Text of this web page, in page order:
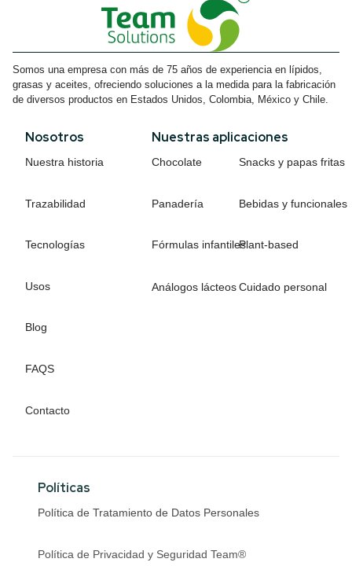
Somos una empresa con más de 75 años de experiencia en lípidos,
grasas y aceites, ofreciendo soluciones a la medida para la fabricación
de diversos productos en Estados Unidos, Colombia, México y Chile.
Nosotros
Nuestra historia
Trazabilidad
Tecnologías
Usos
Blog
FAQS
Contacto
Nuestras aplicaciones
Chocolate
Panadería
Fórmulas infantiles
Análogos lácteos
Snacks y papas fritas
Bebidas y funcionales
Plant-based
Cuidado personal
Políticas
Política de Tratamiento de Datos Personales
Política de Privacidad y Seguridad Team®